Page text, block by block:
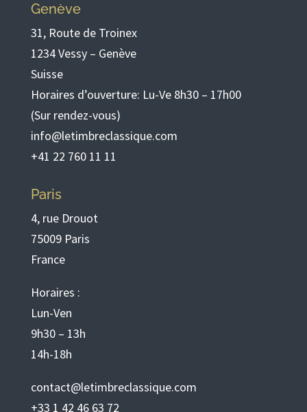
Genève
31, Route de Troinex
1234 Vessy – Genève
Suisse
Horaires d’ouverture: Lu-Ve 8h30 – 17h00
(Sur rendez-vous)
info@letimbreclassique.com
+41 22 760 11 11
Paris
4, rue Drouot
75009 Paris
France
Horaires :
Lun-Ven
9h30 – 13h
14h-18h
contact@letimbreclassique.com
+33 1 42 46 63 72